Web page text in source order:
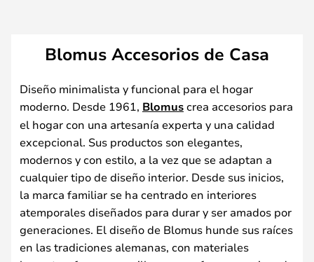
Blomus Accesorios de Casa
Diseño minimalista y funcional para el hogar
moderno. Desde 1961, Blomuscrea accesorios para
el hogar con una artesanía experta y una calidad
excepcional. Sus productos son elegantes,
modernos y con estilo, a la vez que se adaptan a
cualquier tipo de diseño interior. Desde sus inicios,
la marca familiar se ha centrado en interiores
atemporales diseñados para durar y ser amados por
generaciones. El diseño de Blomus hunde sus raíces
en las tradiciones alemanas, con materiales